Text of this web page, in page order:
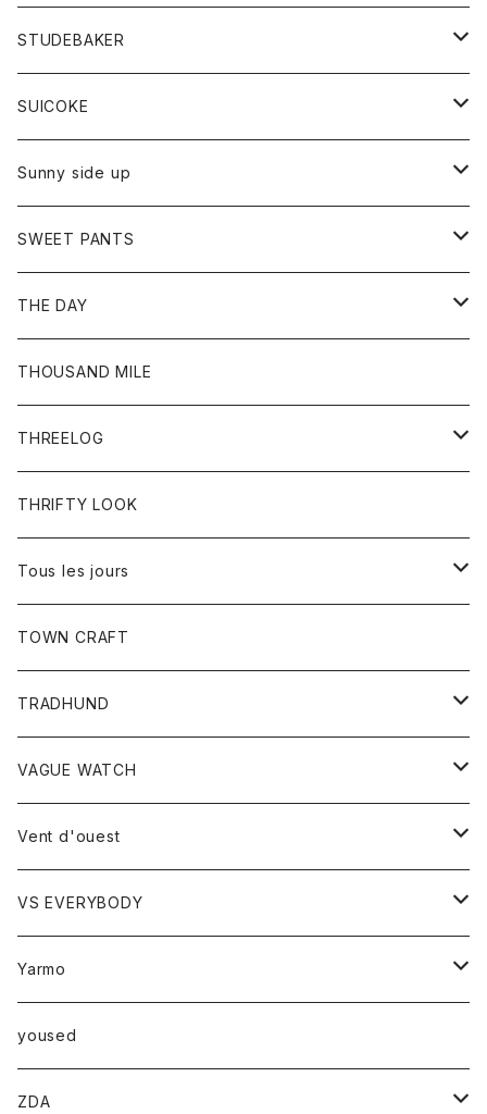
Tシャツ
バック
カーディガン
ショートパンツ
パンツ
レディース
カットソー
カーディガン
ワンピース
コート
カットソー
ボトム
パンツ
オーバーオール
財布
バッグ
STUDEBAKER
アクセサリー
ブレスレット
リング
SUICOKE
ブーツ
サンダル
Sunny side up
アウター
Ｇジャン
ボトム
ジーンズ
SWEET PANTS
ボトム
ショートパンツ
THE DAY
トップス
Tシャツ
THOUSAND MILE
THREELOG
トップス
Tシャツ
THRIFTY LOOK
Tous les jours
トップス
レディース
カットソー
TOWN CRAFT
TRADHUND
セーター
ベスト
VAGUE WATCH
時計
Vent d'ouest
ボトム
スカート
トップス
ベスト
VS EVERYBODY
トップス
Ｔシャツ
Yarmo
アウター
コート
小物
yoused
ZDA